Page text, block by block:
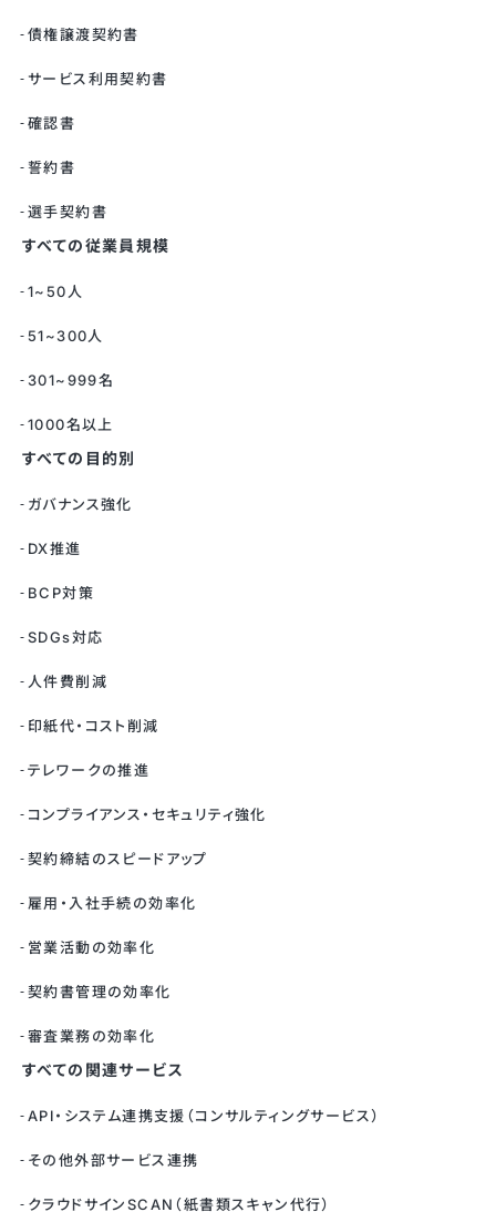
債権譲渡契約書
サービス利用契約書
確認書
誓約書
選手契約書
すべての従業員規模
1~50人
51~300人
301~999名
1000名以上
すべての目的別
ガバナンス強化
DX推進
BCP対策
SDGs対応
人件費削減
印紙代・コスト削減
テレワークの推進
コンプライアンス・セキュリティ強化
契約締結のスピードアップ
雇用・入社手続の効率化
営業活動の効率化
契約書管理の効率化
審査業務の効率化
すべての関連サービス
API・システム連携支援（コンサルティングサービス）
その他外部サービス連携
クラウドサインSCAN（紙書類スキャン代行）